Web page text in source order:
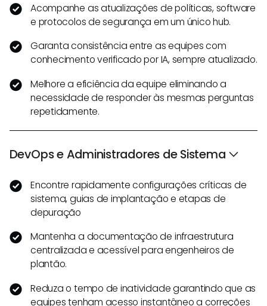
Acompanhe as atualizações de políticas, software
e protocolos de segurança em um único hub.
Garanta consistência entre as equipes com
conhecimento verificado por IA, sempre atualizado.
Melhore a eficiência da equipe eliminando a
necessidade de responder às mesmas perguntas
repetidamente.
DevOps e Administradores de Sistema
Encontre rapidamente configurações críticas de
sistema, guias de implantação e etapas de
depuração
Mantenha a documentação de infraestrutura
centralizada e acessível para engenheiros de
plantão.
Reduza o tempo de inatividade garantindo que as
equipes tenham acesso instantâneo a correções